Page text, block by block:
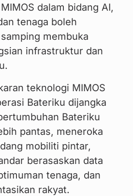
dalam bidang AI,
tenaga boleh
membuka
infrastruktur dan
teknologi MIMOS
Bateriku dijangka
Bateriku
pantas, meneroka
mobiliti pintar,
berasaskan data
tenaga, dan
rakyat.